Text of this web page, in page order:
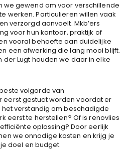
we gewend om voor verschillende
werken. Particulieren willen vaak
verzorgd aanvoelt. Mkb’ers
voor hun kantoor, praktijk of
vooral behoefte aan duidelijke
een afwerking die lang mooi blijft.
der Lugt houden we daar in elke
volgorde van
eerst gestuct worden voordat er
verstandig om beschadigde
eerst te herstellen? Of is renovlies
oplossing? Door eerlijk
we onnodige kosten en krijg je
doel en budget.